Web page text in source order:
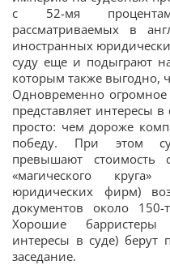
с 52-мя
рассматриваемых в
иностранных
суду еще и подыграют
которым также выгодно,
Одновременно
представляет интересы
просто: чем дороже
победу. При этом
превышают стоимость
«магического
юридических фирм)
документов около
Хорошие барристеры
интересы в суде) берут
заседание.